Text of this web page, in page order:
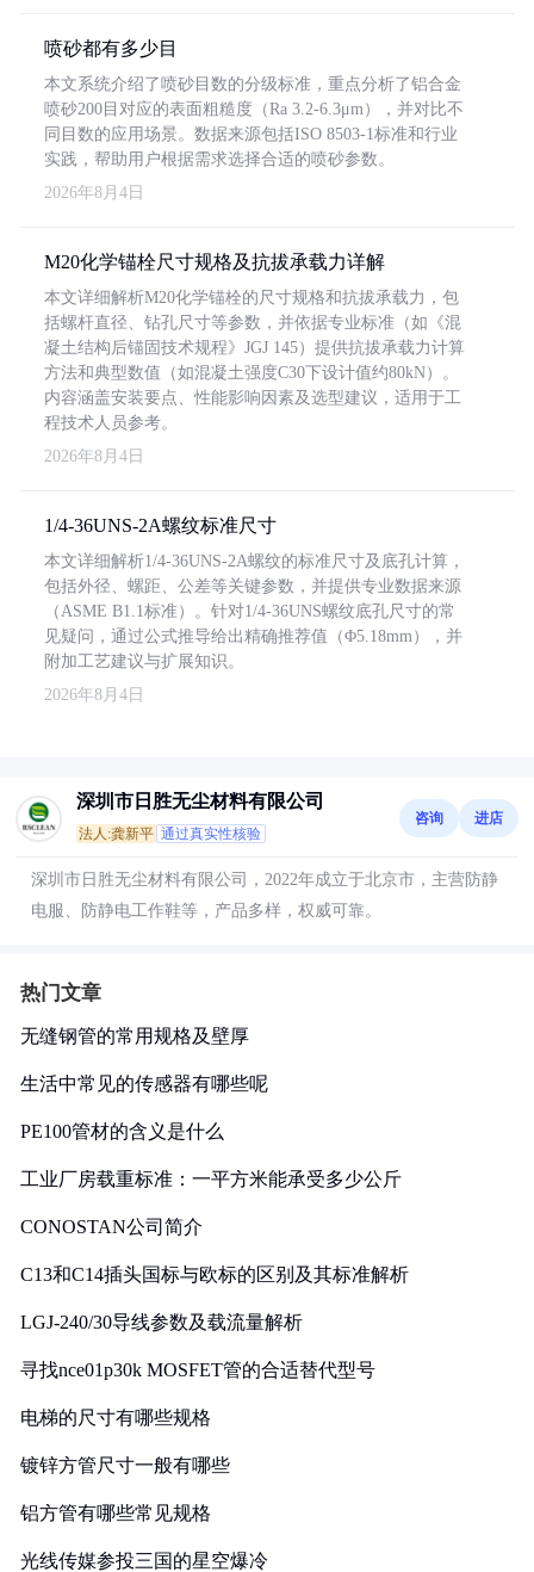
喷砂都有多少目
本文系统介绍了喷砂目数的分级标准，重点分析了铝合金
喷砂200目对应的表面粗糙度（Ra 3.2-6.3μm），并对比不
同目数的应用场景。数据来源包括ISO 8503-1标准和行业
实践，帮助用户根据需求选择合适的喷砂参数。
2026年8月4日
M20化学锚栓尺寸规格及抗拔承载力详解
本文详细解析M20化学锚栓的尺寸规格和抗拔承载力，包
括螺杆直径、钻孔尺寸等参数，并依据专业标准（如《混
凝土结构后锚固技术规程》JGJ 145）提供抗拔承载力计算
方法和典型数值（如混凝土强度C30下设计值约80kN）。
内容涵盖安装要点、性能影响因素及选型建议，适用于工
程技术人员参考。
2026年8月4日
1/4-36UNS-2A螺纹标准尺寸
本文详细解析1/4-36UNS-2A螺纹的标准尺寸及底孔计算，
包括外径、螺距、公差等关键参数，并提供专业数据来源
（ASME B1.1标准）。针对1/4-36UNS螺纹底孔尺寸的常
见疑问，通过公式推导给出精确推荐值（Φ5.18mm），并
附加工艺建议与扩展知识。
2026年8月4日
深圳市日胜无尘材料有限公司
法人:龚新平 通过真实性核验
咨询 进店
深圳市日胜无尘材料有限公司，2022年成立于北京市，主营防静
电服、防静电工作鞋等，产品多样，权威可靠。
热门文章
无缝钢管的常用规格及壁厚
生活中常见的传感器有哪些呢
PE100管材的含义是什么
工业厂房载重标准：一平方米能承受多少公斤
CONOSTAN公司简介
C13和C14插头国标与欧标的区别及其标准解析
LGJ-240/30导线参数及载流量解析
寻找nce01p30k MOSFET管的合适替代型号
电梯的尺寸有哪些规格
镀锌方管尺寸一般有哪些
铝方管有哪些常见规格
光线传媒参投三国的星空爆冷